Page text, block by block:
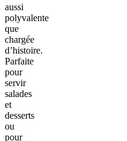
aussi
polyvalente
que
chargée
d’histoire.
Parfaite
pour
servir
salades
et
desserts
ou
pour